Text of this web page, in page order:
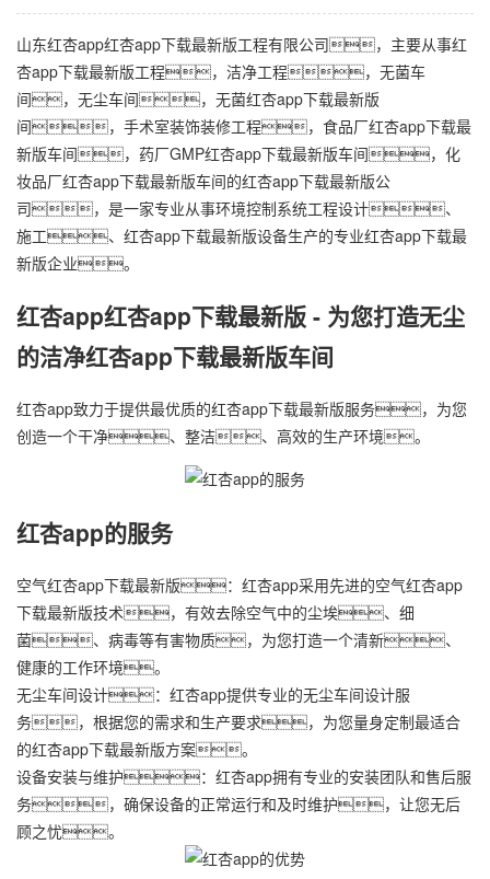
山东红杏app红杏app下载最新版工程有限公司，主要从事红
杏app下载最新版工程， 洁净工程，无菌车
间，无尘车间， 无菌红杏app下载最新版
间，手术室装饰装修工程，食品厂红杏app下载最
新版车间，药厂GMP红杏app下载最新版车间，化
妆品厂红杏app下载最新版车间的红杏app下载最新版公
司，是一家专业从事环境控制系统工程设计、
施工、红杏app下载最新版设备生产的专业红杏app下载最
新版企业。
红杏app红杏app下载最新版 - 为您打造无尘
的洁净红杏app下载最新版车间
红杏app致力于提供最优质的红杏app下载最新版服务，为您
创造一个干净、整洁、高效的生产环境。
红杏app的服务
空气红杏app下载最新版：红杏app采用先进的空气红杏app
下载最新版技术，有效去除空气中的尘埃、细
菌、病毒等有害物质，为您打造一个清新、
健康的工作环境。
无尘车间设计：红杏app提供专业的无尘车间设计服
务，根据您的需求和生产要求，为您量身定制最适合
的红杏app下载最新版方案。
设备安装与维护：红杏app拥有专业的安装团队和售后服
务，确保设备的正常运行和及时维护，让您无后
顾之忧。